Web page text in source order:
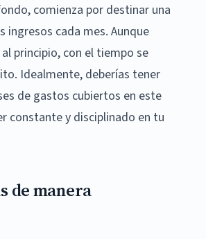
comienza por destinar una
ingresos cada mes. Aunque
principio, con el tiempo se
Idealmente, deberías tener
de gastos cubiertos en este
constante y disciplinado en tu
de manera